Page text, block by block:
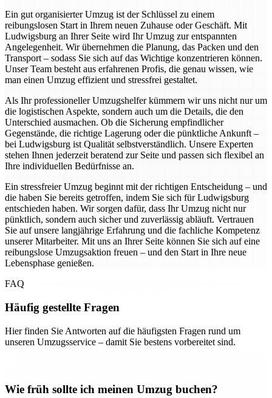
Ein gut organisierter Umzug ist der Schlüssel zu einem
reibungslosen Start in Ihrem neuen Zuhause oder Geschäft. Mit
Ludwigsburg an Ihrer Seite wird Ihr Umzug zur entspannten
Angelegenheit. Wir übernehmen die Planung, das Packen und den
Transport – sodass Sie sich auf das Wichtige konzentrieren können.
Unser Team besteht aus erfahrenen Profis, die genau wissen, wie
man einen Umzug effizient und stressfrei gestaltet.
Als Ihr professioneller Umzugshelfer kümmern wir uns nicht nur um
die logistischen Aspekte, sondern auch um die Details, die den
Unterschied ausmachen. Ob die Sicherung empfindlicher
Gegenstände, die richtige Lagerung oder die pünktliche Ankunft –
bei Ludwigsburg ist Qualität selbstverständlich. Unsere Experten
stehen Ihnen jederzeit beratend zur Seite und passen sich flexibel an
Ihre individuellen Bedürfnisse an.
Ein stressfreier Umzug beginnt mit der richtigen Entscheidung – und
die haben Sie bereits getroffen, indem Sie sich für Ludwigsburg
entschieden haben. Wir sorgen dafür, dass Ihr Umzug nicht nur
pünktlich, sondern auch sicher und zuverlässig abläuft. Vertrauen
Sie auf unsere langjährige Erfahrung und die fachliche Kompetenz
unserer Mitarbeiter. Mit uns an Ihrer Seite können Sie sich auf eine
reibungslose Umzugsaktion freuen – und den Start in Ihre neue
Lebensphase genießen.
FAQ
Häufig gestellte Fragen
Hier finden Sie Antworten auf die häufigsten Fragen rund um
unseren Umzugsservice – damit Sie bestens vorbereitet sind.
Wie früh sollte ich meinen Umzug buchen?